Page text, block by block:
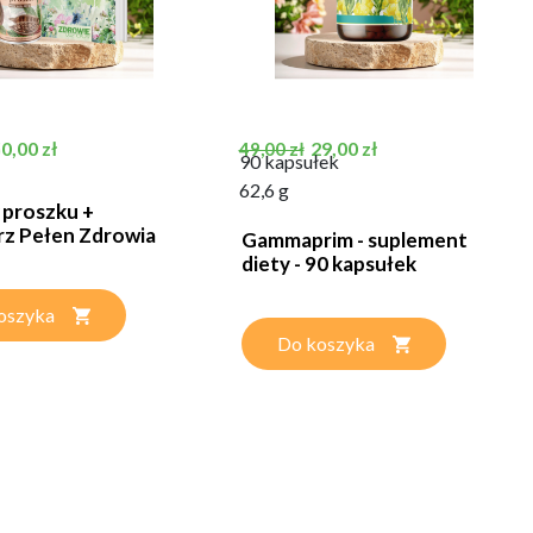
zł
+
Pełen Zdrowia
Cena podstawowa
49,00 zł Cena
29,00 zł
90 kapsułek
62,6 g
Gammaprim - suplement
diety - 90 kapsułek
Do koszyka